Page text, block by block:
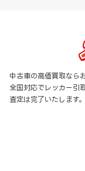
中古車の高価買取なら
全国対応でレッカー引
査定は完了いたします。